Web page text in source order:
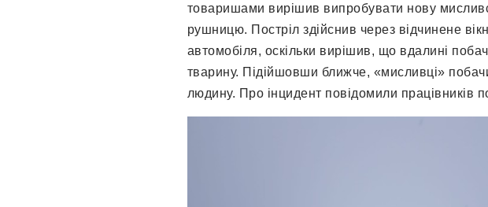
товаришами вирішив випробувати нову
рушницю. Постріл здійснив через відчинене
автомобіля, оскільки вирішив, що вдалині
тварину. Підійшовши ближче, «мисливці»
людину. Про інцидент повідомили працівників